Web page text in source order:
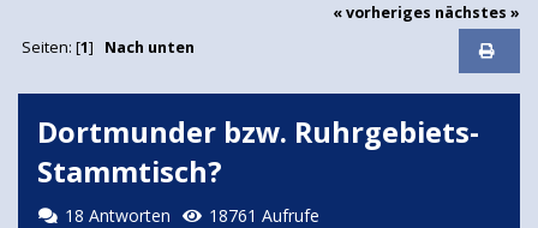
« vorheriges nächstes »
Seiten: [1] Nach unten
Dortmunder bzw. Ruhrgebiets-
Stammtisch?
18 Antworten 18761 Aufrufe